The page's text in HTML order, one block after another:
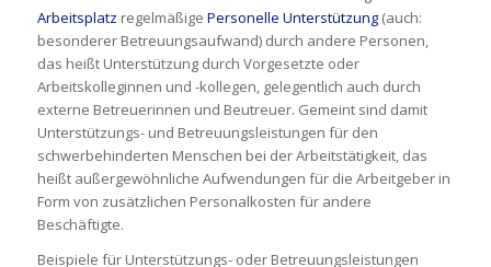
Arbeitsplatz regelmäßige Personelle Unterstützung(auch:
besonderer Betreuungsaufwand) durch andere Personen,
das heißt Unterstützung durch Vorgesetzte oder
Arbeitskolleginnen und -kollegen, gelegentlich auch durch
externe Betreuerinnen und Beutreuer. Gemeint sind damit
Unterstützungs- und Betreuungsleistungen für den
schwerbehinderten Menschen bei der Arbeitstätigkeit, das
heißt außergewöhnliche Aufwendungen für die Arbeitgeber in
Form von zusätzlichen Personalkosten für andere
Beschäftigte.
Beispiele für Unterstützungs- oder Betreuungsleistungen